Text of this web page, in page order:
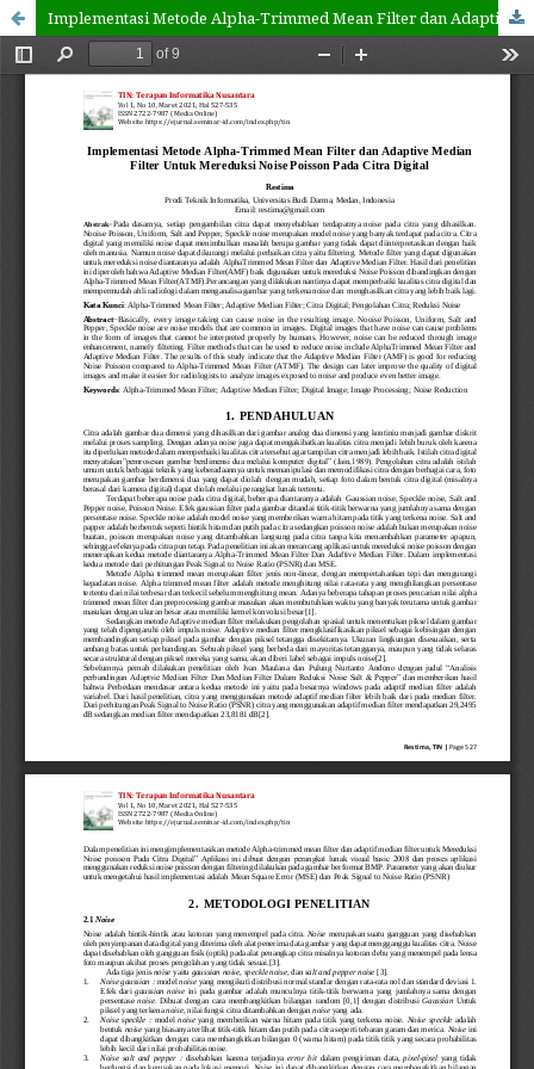
Implementasi Metode Alpha-Trimmed Mean Filter dan Adaptive Median Filter Untuk Mereduksi Noise Poisson Pada Citra Digital